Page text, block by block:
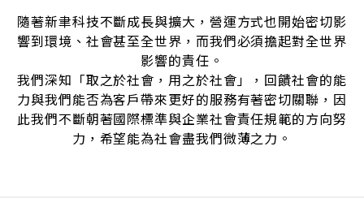
隨著新聿科技不斷成長與擴大，營運方式也開始密切影
響到環境、社會甚至全世界，而我們必須擔起對全世界
影響的責任。
我們深知「取之於社會，用之於社會」，回饋社會的能
力與我們能否為客戶帶來更好的服務有著密切關聯，因
此我們不斷朝著國際標準與企業社會責任規範的方向努
力，希望能為社會盡我們微薄之力。